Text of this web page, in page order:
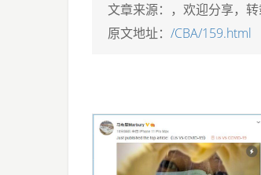
文章来源：
，欢迎分享，
原文地址： /CBA/159.html